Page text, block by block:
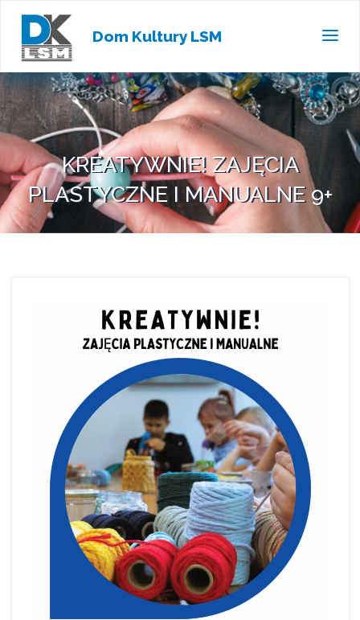
Dom Kultury LSM
KREATYWNIE! ZAJĘCIA
PLASTYCZNE I MANUALNE 9+